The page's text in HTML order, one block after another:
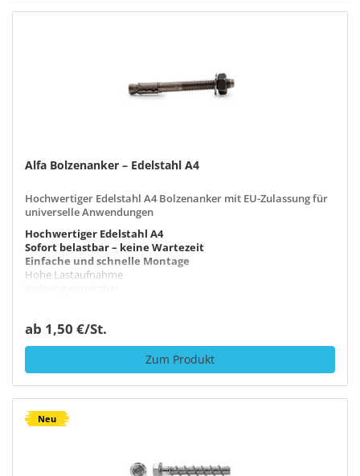
Alfa Bolzenanker – Edelstahl A4
Hochwertiger Edelstahl A4 Bolzenanker mit EU-Zulassung für
universelle Anwendungen
Hochwertiger Edelstahl A4
Sofort belastbar – keine Wartezeit
Einfache und schnelle Montage
Hohe Lastaufnahme
ab 1,50 €/St.
Zum Produkt
Neu